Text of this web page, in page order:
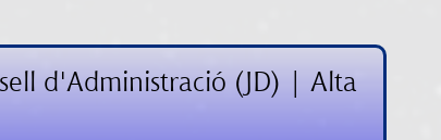
d'Administració (JD) | Alta